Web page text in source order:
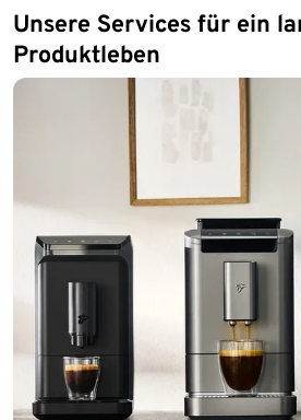
Unsere Services für ein
Produktleben